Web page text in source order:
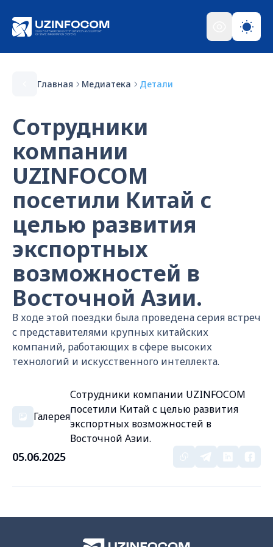
Главная Медиатека Детали
Сотрудники
компании
UZINFOCOM
посетили Китай с
целью развития
экспортных
возможностей в
Восточной Азии.
В ходе этой поездки была проведена серия встреч
с представителями крупных китайских
компаний, работающих в сфере высоких
технологий и искусственного интеллекта.
Галерея
Сотрудники компании UZINFOCOM
посетили Китай с целью развития
экспортных возможностей в
Восточной Азии.
05.06.2025